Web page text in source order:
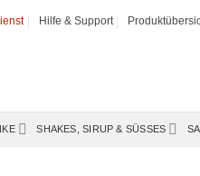
Hilfe & Support
SHAKES, SIRUP & SÜSSES